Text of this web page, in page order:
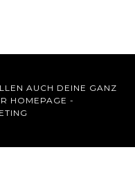
AUCH DEINE GANZ
HOMEPAGE -